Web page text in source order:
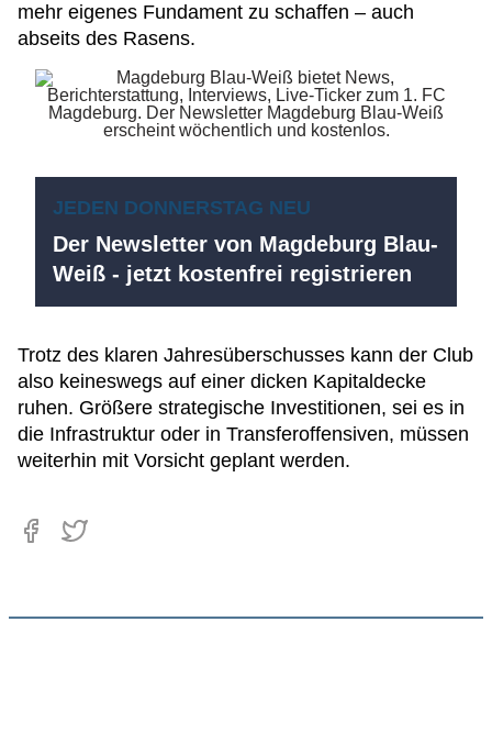
mehr eigenes Fundament zu schaffen – auch
abseits des Rasens.
JEDEN DONNERSTAG NEU
Der Newsletter von Magdeburg Blau-
Weiß - jetzt kostenfrei registrieren
Trotz des klaren Jahresüberschusses kann der Club
also keineswegs auf einer dicken Kapitaldecke
ruhen. Größere strategische Investitionen, sei es in
die Infrastruktur oder in Transferoffensiven, müssen
weiterhin mit Vorsicht geplant werden.